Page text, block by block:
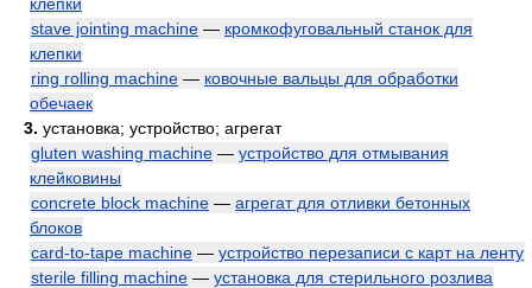
stave jointing machine — кромкофуговальный станок для
клепки
ring rolling machine — ковочные вальцы для обработки
обечаек
3. установка; устройство; агрегат
gluten washing machine — устройство для отмывания
клейковины
concrete block machine — агрегат для отливки бетонных
блоков
card-to-tape machine — устройство перезаписи с карт на ленту
sterile filling machine — установка для стерильного розлива